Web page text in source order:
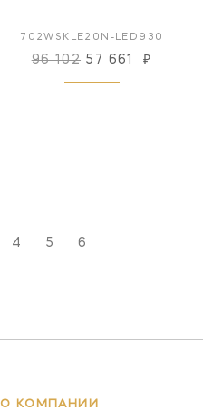
702WSKLE20N-LED930
96 102 57 661 ₽
4 5 6
О КОМПАНИИ